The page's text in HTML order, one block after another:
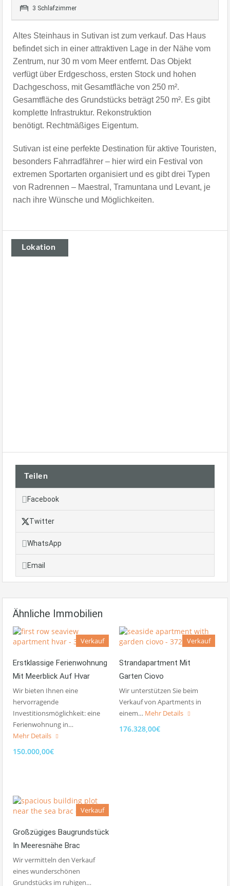
3 Schlafzimmer
Altes Steinhaus in Sutivan ist zum verkauf. Das Haus
befindet sich in einer attraktiven Lage in der Nähe vom
Zentrum, nur 30 m vom Meer entfernt. Das Objekt
verfügt über Erdgeschoss, ersten Stock und hohen
Dachgeschoss, mit Gesamtfläche von 250 m².
Gesamtfläche des Grundstücks beträgt 250 m². Es gibt
komplette Infrastruktur. Rekonstruktion
benötigt. Rechtmäßiges Eigentum.
Sutivan ist eine perfekte Destination für aktive Touristen,
besonders Fahrradfährer – hier wird ein Festival von
extremen Sportarten organisiert und es gibt drei Typen
von Radrennen – Maestral, Tramuntana und Levant, je
nach ihre Wünsche und Möglichkeiten.
Lokation
Teilen
Facebook
Twitter
WhatsApp
Email
Ähnliche Immobilien
Verkauf
Erstklassige Ferienwohnung
Mit Meerblick Auf Hvar
Wir bieten Ihnen eine
hervorragende
Investitionsmöglichkeit: eine
Ferienwohnung in…
Mehr Details
150.000,00€
Verkauf
Strandapartment Mit
Garten Ciovo
Wir unterstützen Sie beim
Verkauf von Apartments in
einem… Mehr Details
176.328,00€
Verkauf
Großzügiges Baugrundstück
In Meeresnähe Brac
Wir vermitteln den Verkauf
eines wunderschönen
Grundstücks im ruhigen…